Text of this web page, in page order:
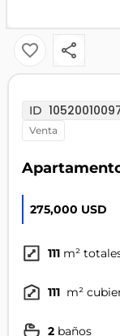
ID
venta
275,000 USD
111 m²
111 m²
2 baños